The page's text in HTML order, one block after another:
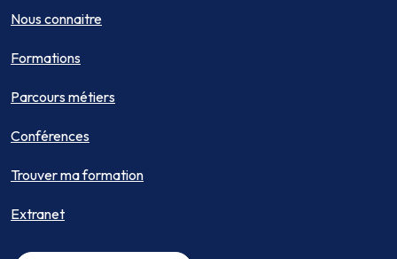
Nous connaitre
Formations
Parcours métiers
Conférences
Trouver ma formation
Extranet